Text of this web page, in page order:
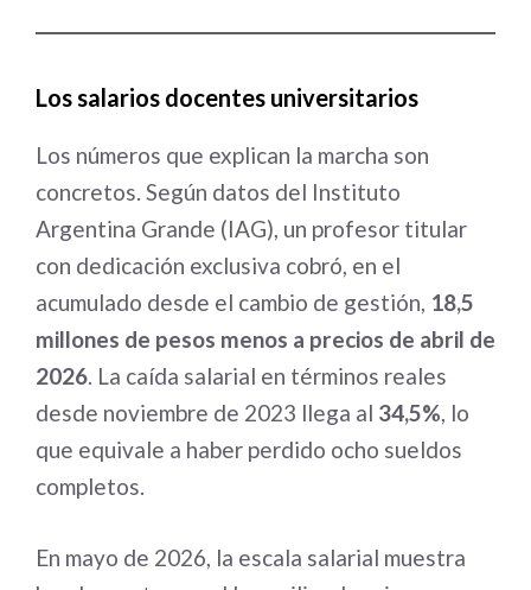
Los salarios docentes universitarios
Los números que explican la marcha son
concretos. Según datos del Instituto
Argentina Grande (IAG), un profesor titular
con dedicación exclusiva cobró, en el
acumulado desde el cambio de gestión, 18,5
millones de pesos menos a precios de abril de
2026. La caída salarial en términos reales
desde noviembre de 2023 llega al 34,5%, lo
que equivale a haber perdido ocho sueldos
completos.
En mayo de 2026, la escala salarial muestra